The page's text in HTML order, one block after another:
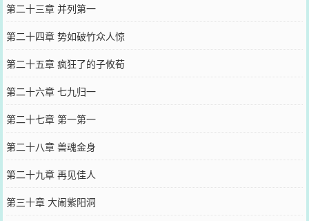
第二十三章 并列第一
第二十四章 势如破竹众人惊
第二十五章 疯狂了的子攸荀
第二十六章 七九归一
第二十七章 第一第一
第二十八章 兽魂金身
第二十九章 再见佳人
第三十章 大闹紫阳洞